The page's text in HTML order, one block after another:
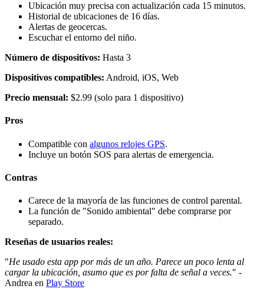
Ubicación muy precisa con actualización cada 15 minutos.
Historial de ubicaciones de 16 días.
Alertas de geocercas.
Escuchar el entorno del niño.
Número de dispositivos: Hasta 3
Dispositivos compatibles: Android, iOS, Web
Precio mensual: $2.99 (solo para 1 dispositivo)
Pros
Compatible con algunos relojes GPS.
Incluye un botón SOS para alertas de emergencia.
Contras
Carece de la mayoría de las funciones de control parental.
La función de "Sonido ambiental" debe comprarse por
separado.
Reseñas de usuarios reales:
"He usado esta app por más de un año. Parece un poco lenta al
cargar la ubicación, asumo que es por falta de señal a veces." -
Andrea en Play Store